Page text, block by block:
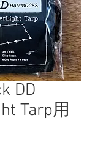
DD
Tarp用